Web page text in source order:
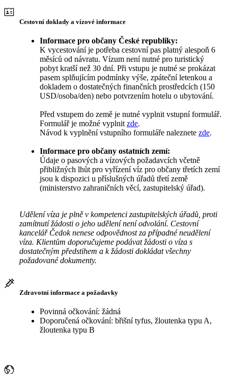
Cestovní doklady a vízové informace
Informace pro občany České republiky:
K vycestování je potřeba cestovní pas platný alespoň 6
měsíců od návratu. Vízum není nutné pro turistický
pobyt kratší než 30 dní. Při vstupu je nutné se prokázat
pasem splňujícím podmínky výše, zpáteční letenkou a
dokladem o dostatečných finančních prostředcích (150
USD/osoba/den) nebo potvrzením hotelu o ubytování.
Před vstupem do země je nutné vyplnit vstupní formulář.
Formulář je možné vyplnit zde.
Návod k vyplnění vstupního formuláře naleznete zde.
Informace pro občany ostatních zemí:
Údaje o pasových a vízových požadavcích včetně
přibližných lhůt pro vyřízení víz pro občany třetích zemí
jsou k dispozici u příslušných úřadů třetí země
(ministerstvo zahraničních věcí, zastupitelský úřad).
Udělení víza je plně v kompetenci zastupitelských úřadů, proti
zamítnutí žádosti o jeho udělení není odvolání. Cestovní
kancelář Čedok nenese odpovědnost za případné neudělení
víza. Klientům doporučujeme podávat žádosti o víza s
dostatečným předstihem a k žádosti dokládat všechny
požadované dokumenty.
Zdravotní informace a požadavky
Povinná očkování: žádná
Doporučená očkování: břišní tyfus, žloutenka typu A,
žloutenka typu B